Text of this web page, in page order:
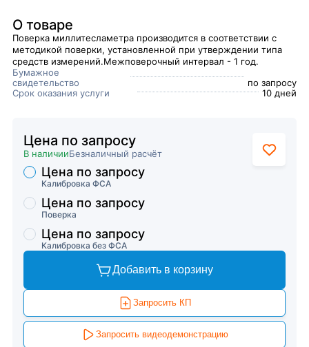
О товаре
Поверка миллитесламетра​ производится в соответствии с
методикой поверки, установленной при утверждении типа
средств измерений.Межповерочный интервал - 1 год.
Бумажное
свидетельство
по запросу
Срок оказания услуги
10 дней
Цена по запросу
В наличииБезналичный расчёт
Торговые предложения
Калибровка ФСА
Цена по запросу
Поверка
Цена по запросу
Калибровка без ФСА
Цена по запросу
Добавить в корзину
Запросить КП
Запросить видеодемонстрацию